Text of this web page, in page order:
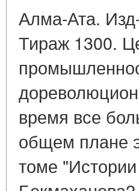
Алма-Ата.
Тираж 1300.
время все
общем плане
томе